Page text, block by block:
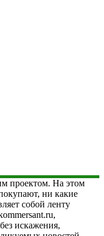
проектом. На этом
ни какие
собой ленту
искажения,